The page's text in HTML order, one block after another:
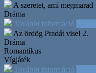
A szeretet, ami megmarad
Dráma
További információ
Az ördög Pradát visel 2.
Dráma
Romantikus
Vígjáték
További információ